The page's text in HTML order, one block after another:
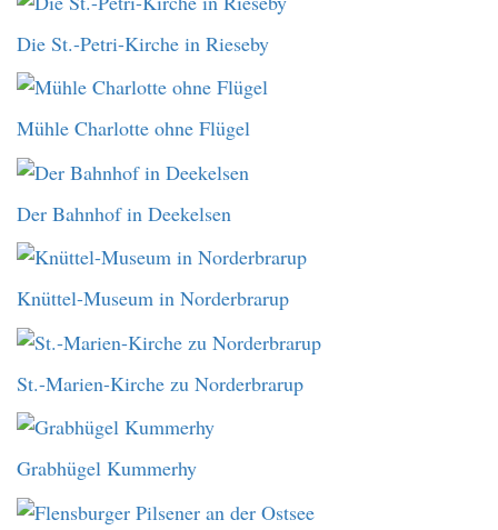
Die St.-Petri-Kirche in Rieseby
Mühle Charlotte ohne Flügel
Der Bahnhof in Deekelsen
Knüttel-Museum in Norderbrarup
St.-Marien-Kirche zu Norderbrarup
Grabhügel Kummerhy